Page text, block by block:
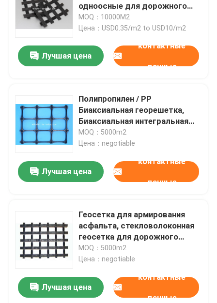
одноосные для дорожного
строительства
MOQ：10000M2
Цена：USD0.35/m2 to USD10/m2
Лучшая цена
контактные
данные
Полипропилен / PP
Биаксиальная георешетка,
Биаксиальная интегральная
георешетка
MOQ：5000m2
Цена：negotiable
Лучшая цена
контактные
данные
Геосетка для армирования
асфальта, стекловолоконная
геосетка для дорожного
строительства
MOQ：5000m2
Цена：negotiable
Лучшая цена
контактные
данные